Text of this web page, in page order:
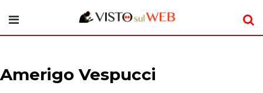
Amerigo Vespucci